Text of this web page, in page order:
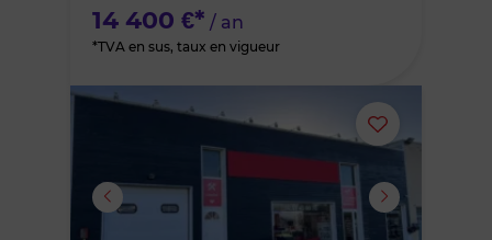
14 400 €* / an
*TVA en sus, taux en vigueur
Ajouter
ou
supprimer